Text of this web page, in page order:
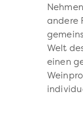
andere
Welt
einen